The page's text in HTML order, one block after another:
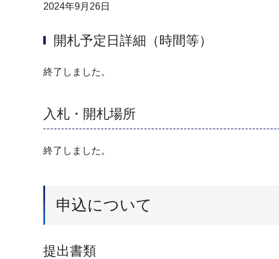
2024年9月26日
開札予定日詳細（時間等）
終了しました。
入札・開札場所
終了しました。
申込について
提出書類